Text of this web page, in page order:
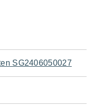
SG2406050027